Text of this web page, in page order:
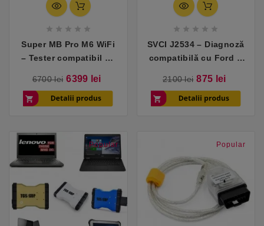
    
Super MB Pro M6 WiFi
– Tester compatibil cu
turisme/camioane
6700 lei 6399 lei
    
SVCI J2534 – Diagnoză
compatibilă cu Ford &
ECU
2100 lei 875 lei
baza
Popular Popular